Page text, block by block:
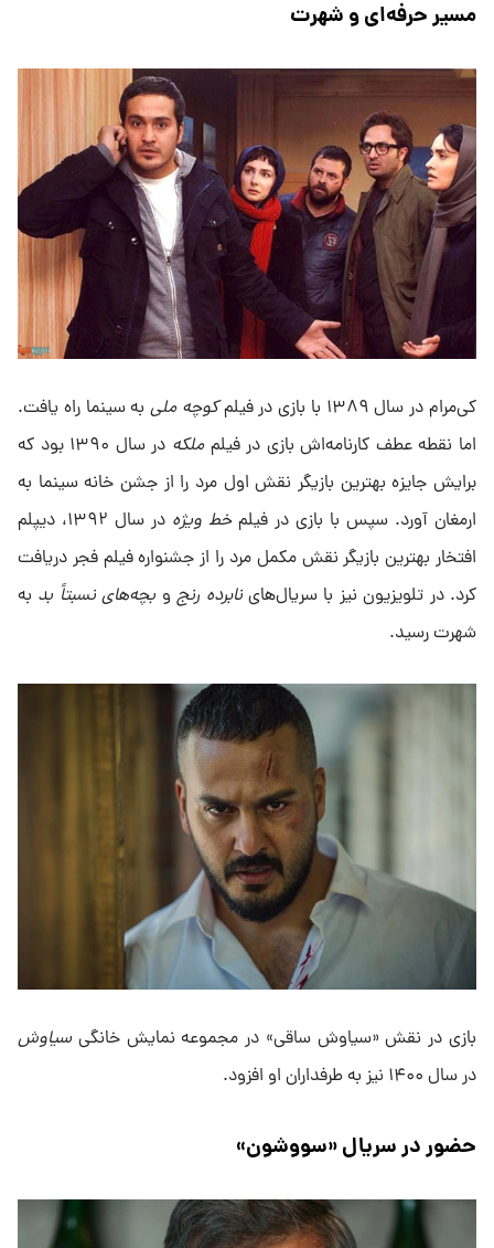
مسیر حرفه‌ای و شهرت
کی‌مرام در سال ۱۳۸۹ با بازی در فیلم کوچه ملیبه سینما راه یافت.
اما نقطه عطف کارنامه‌اش بازی در فیلمملکه
در سال ۱۳۹۰ بود که
برایش جایزه بهترین بازیگر نقش اول مرد را از جشن خانه سینما به
ارمغان آورد. سپس با بازی در فیلمخط ویژه
در سال ۱۳۹۲، دیپلم
افتخار بهترین بازیگر نقش مکمل مرد را از جشنواره فیلم فجر دریافت
کرد. در تلویزیون نیز با سریال‌هاینابرده رنجو بچه‌های نسبتاً بد به
شهرت رسید.
بازی در نقش «سیاوش ساقی» در مجموعه نمایش خانگی سیاوش
در سال ۱۴۰۰ نیز به طرفداران او افزود.
حضور در سریال «سووشون»